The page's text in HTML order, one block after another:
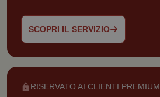
SCOPRI IL SERVIZIO
RISERVATO AI CLIENTI PREMIUM